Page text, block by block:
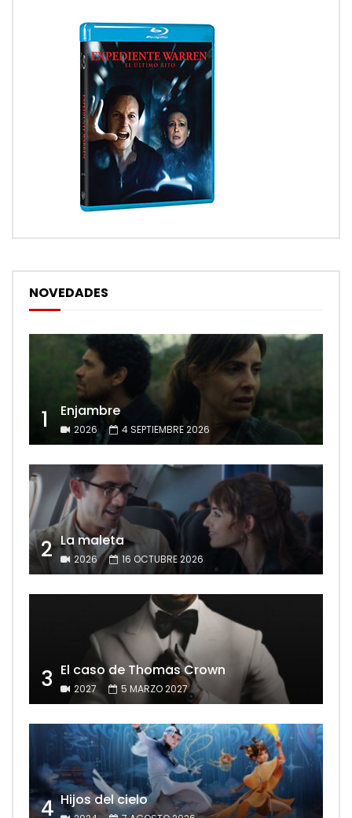
NOVEDADES
1 Enjambre
2026 4 SEPTIEMBRE 2026
2 La maleta
2026 16 OCTUBRE 2026
3 El caso de Thomas Crown
2027 5 MARZO 2027
4 Hijos del cielo